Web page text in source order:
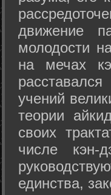
движение
молодости
на мечах
учений
теории
своих
числе
единства,